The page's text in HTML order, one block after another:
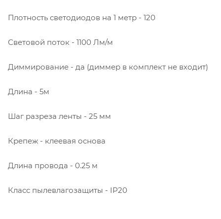
Плотность светодиодов на 1 метр - 120
Световой поток - 1100 Лм/м
Диммирование - да (диммер в комплект не входит)
Длина - 5м
Шаг разреза ленты - 25 мм
Крепеж - клеевая основа
Длина провода - 0.25 м
Класс пылевлагозащиты - IP20